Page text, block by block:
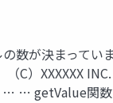
数が決まってい
C）XXXXXX
… … getValue関